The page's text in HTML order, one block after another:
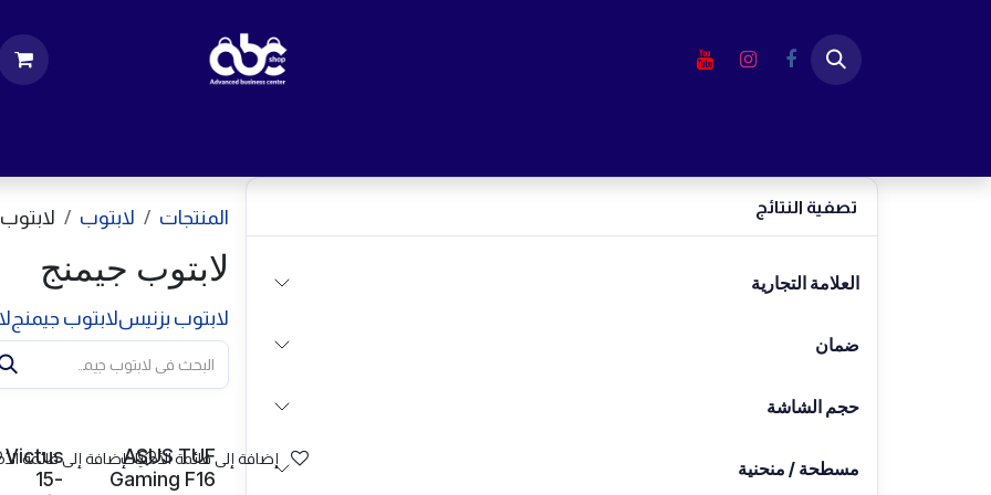
العلامة التجارية
ضمان
حجم الشاشة
مسطحة / منحنية
المنتجات لابتوب
لابتوب جيمنج
لابتوب بزنيسلابتوب جيمنج
ASUS TUF
Gaming F16
إضافة إلى قائمة الأمنيات
Victus
15-
إضافة إلى قائمة